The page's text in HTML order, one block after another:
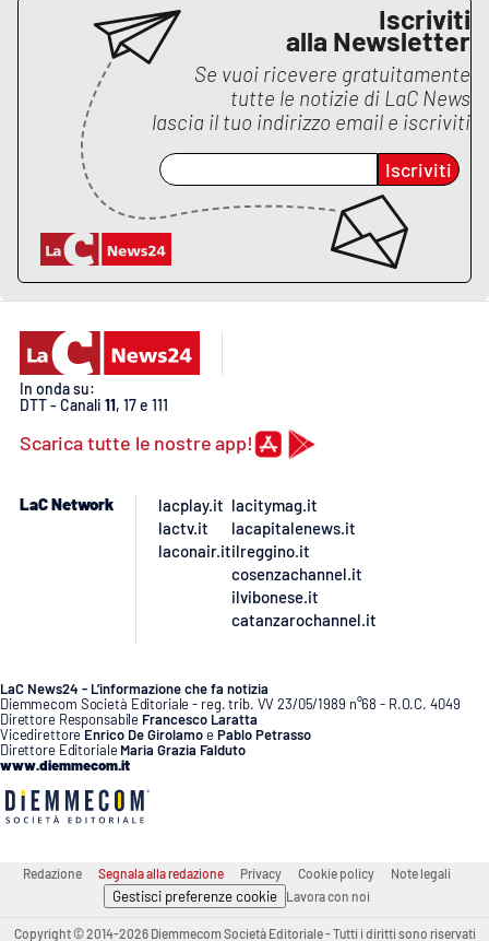
Iscriviti
alla Newsletter
Se vuoi ricevere gratuitamente
tutte le notizie di LaC News
lascia il tuo indirizzo email e iscriviti
Iscriviti
In onda su:
DTT - Canali 11, 17 e 111
Scarica tutte le nostre app!
LaC Network
lacplay.it
lactv.it
laconair.it
lacitymag.it
lacapitalenews.it
ilreggino.it
cosenzachannel.it
ilvibonese.it
catanzarochannel.it
LaC News24 - L’informazione che fa notizia
Diemmecom Società Editoriale - reg. trib. VV 23/05/1989 n°68 - R.O.C. 4049
Direttore Responsabile Francesco Laratta
Vicedirettore Enrico De GirolamoePablo Petrasso
Direttore Editoriale Maria Grazia Falduto
www.diemmecom.it
Redazione Segnala alla redazione Privacy Cookie policy Note legali
Gestisci preferenze cookie Lavora con noi
Copyright © 2014-2026 Diemmecom Società Editoriale - Tutti i diritti sono riservati